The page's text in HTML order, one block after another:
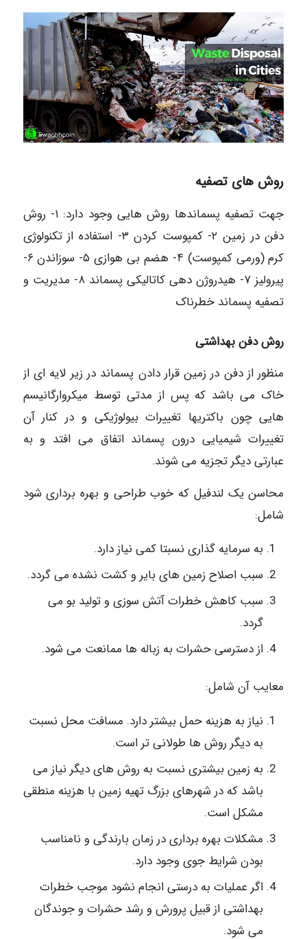
روش های تصفیه
جهت تصفیه پسماندها روش هایی وجود دارد: ۱- روش
دفن در زمین ۲- کمپوست کردن ۳- استفاده از تکنولوژی
کرم (ورمی کمپوست) ۴- هضم بی هوازی ۵- سوزاندن ۶-
پیرولیز ۷- هیدروژن دهی کاتالیکی پسماند ۸- مدیریت و
تصفیه پسماند خطرناک
روش دفن بهداشتی
منظور از دفن در زمین قرار دادن پسماند در زیر لایه ای از
خاک می باشد که پس از مدتی توسط میکروارگانیسم
هایی چون باکتریها تغییرات بیولوژیکی و در کنار آن
تغییرات شیمیایی درون پسماند اتفاق می افتد و به
عبارتی دیگر تجزیه می شوند.
محاسن یک لندفیل که خوب طراحی و بهره برداری شود
شامل:
به سرمایه گذاری نسبتا کمی نیاز دارد.
سبب اصلاح زمین های بایر و کشت نشده می گردد.
سبب کاهش خطرات آتش سوزی و تولید بو می
گردد.
از دسترسی حشرات به زباله ها ممانعت می شود.
معایب آن شامل:
نیاز به هزینه حمل بیشتر دارد. مسافت محل نسبت
به دیگر روش ها طولانی تر است.
به زمین بیشتری نسبت به روش های دیگر نیاز می
باشد که در شهرهای بزرگ تهیه زمین با هزینه منطقی
مشکل است.
مشکلات بهره برداری در زمان بارندگی و نامناسب
بودن شرایط جوی وجود دارد.
اگر عملیات به درستی انجام نشود موجب خطرات
بهداشتی از قبیل پرورش و رشد حشرات و جوندگان
می شود.